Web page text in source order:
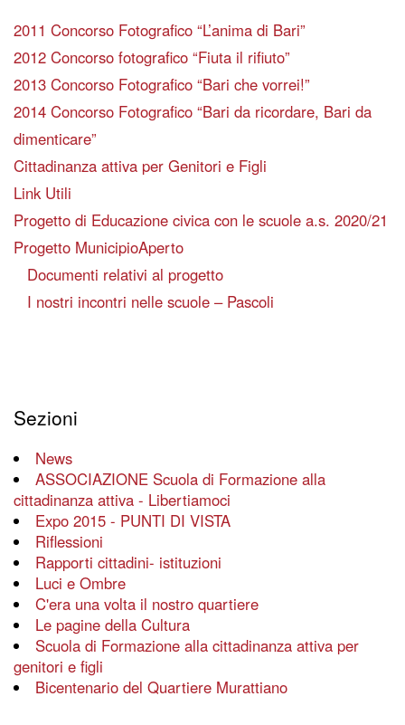
2011 Concorso Fotografico “L’anima di Bari”
2012 Concorso fotografico “Fiuta il rifiuto”
2013 Concorso Fotografico “Bari che vorrei!”
2014 Concorso Fotografico “Bari da ricordare, Bari da
dimenticare”
Cittadinanza attiva per Genitori e Figli
Link Utili
Progetto di Educazione civica con le scuole a.s. 2020/21
Progetto MunicipioAperto
Documenti relativi al progetto
I nostri incontri nelle scuole – Pascoli
Sezioni
News
ASSOCIAZIONE Scuola di Formazione alla
cittadinanza attiva - Libertiamoci
Expo 2015 - PUNTI DI VISTA
Riflessioni
Rapporti cittadini- istituzioni
Luci e Ombre
C'era una volta il nostro quartiere
Le pagine della Cultura
Scuola di Formazione alla cittadinanza attiva per
genitori e figli
Bicentenario del Quartiere Murattiano